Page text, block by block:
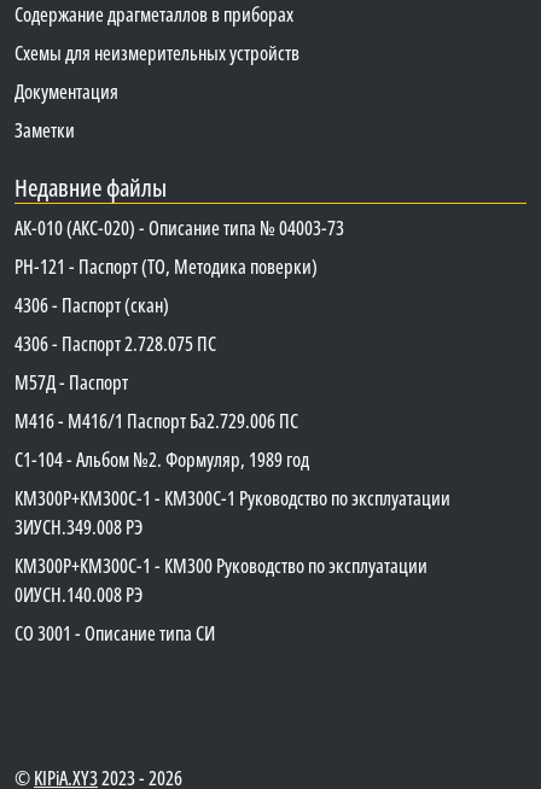
Содержание драгметаллов в приборах
Схемы для неизмерительных устройств
Документация
Заметки
Недавние файлы
АК-010 (АКС-020) - Описание типа № 04003-73
PH-121 - Паспорт (ТО, Методика поверки)
4306 - Паспорт (скан)
4306 - Паспорт 2.728.075 ПС
М57Д - Паспорт
М416 - М416/1 Паспорт Ба2.729.006 ПС
C1-104 - Альбом №2. Формуляр, 1989 год
КМ300Р+КМ300С-1 - КМ300C-1 Руководство по эксплуатации
3ИУСН.349.008 РЭ
КМ300Р+КМ300С-1 - КМ300 Руководство по эксплуатации
0ИУСН.140.008 РЭ
СО 3001 - Описание типа СИ
©KIPiA.XY32023 - 2026